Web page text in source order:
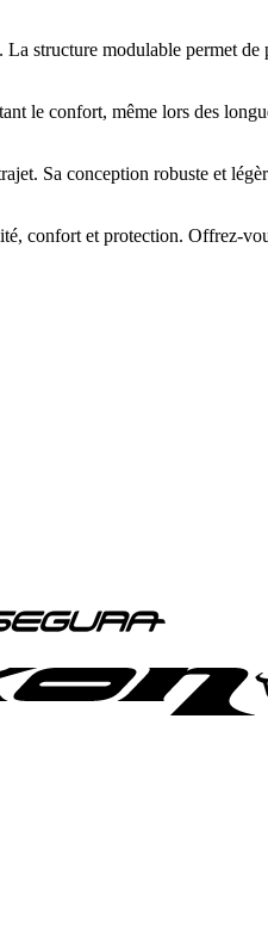
structure modulable permet de
le confort, même lors des
Sa conception robuste et
confort et protection. Offrez-